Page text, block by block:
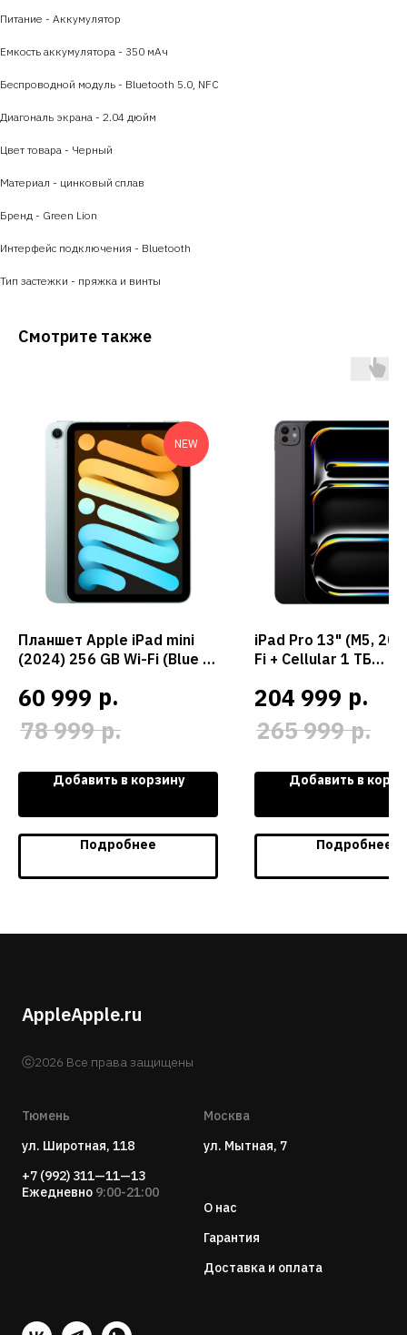
Питание - Аккумулятор
Емкость аккумулятора - 350 мАч
Беспроводной модуль - Bluetooth 5.0, NFC
Диагональ экрана - 2.04 дюйм
Цвет товара - Черный
Материал - цинковый сплав
Бренд - Green Lion
Интерфейс подключения - Bluetooth
Тип застежки - пряжка и винты
Смотрите также
NEW
Планшет Apple iPad mini
(2024) 256 GB Wi-Fi (Blue /
60 999 р.
78 999 р.
Добавить в корзину
Подробнее
iPad Pro 13" (M5,
Fi + Cellular 1 ТБ
(Space Black /
204 999 р.
265 999 р.
Добавить в
Подробнее
AppleApple.ru
ⓒ2026 Все права защищены
Тюмень
ул. Широтная, 118
+7 (992) 311—11—13
Ежедневно 9:00-21:00
Москва
ул. Мытная, 7
О нас
Гарантия
Доставка и оплата